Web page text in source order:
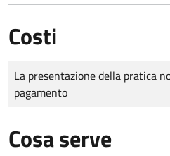
Costi
Tipo di pagamento
Importo
La presentazione della pratica
pagamento
Cosa serve